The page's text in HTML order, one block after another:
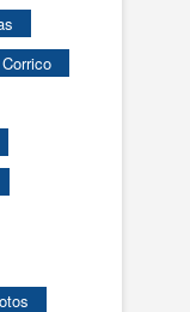
Corrico